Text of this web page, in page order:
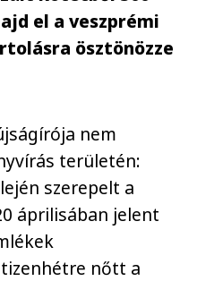
el a veszprémi
ösztönözze
nem
területén:
szerepelt a
áprilisában jelent
nőtt a